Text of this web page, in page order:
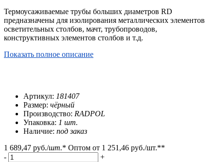
Термоусаживаемые трубы больших диаметров RD
предназначены для изолирования металлических элементов
осветительных столбов, мачт, трубопроводов,
конструктивных элементов столбов и т.д.
Показать полное описание
Артикул: 181407
Размер: чёрный
Производство: RADPOL
Упаковка: 1 шт.
Наличие: под заказ
1 689,47 руб./шт.* Оптом от 1 251,46 руб./шт.**
-
+